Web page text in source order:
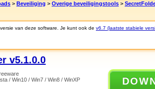
> Beveiliging > Overige beveiligingstools >
van deze software. Je kunt ook de v6.7 (laatste stabiele
v5.1.0.0
/ Win10 / Win7 / Win8 / WinXP